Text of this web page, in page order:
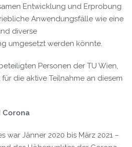
Entwicklung und Erprobung
Anwendungsfälle wie eine
diverse
umgesetzt werden könnte.
Personen der TU Wien,
die aktive Teilnahme an diesem
Corona
war Jänner 2020 bis März 2021 –